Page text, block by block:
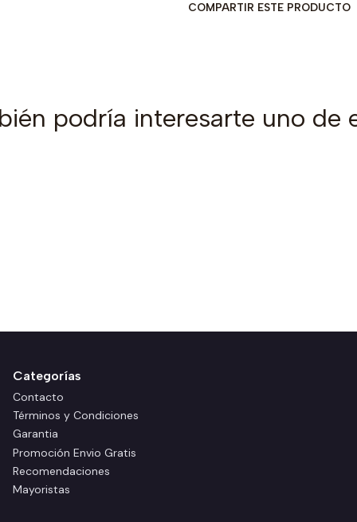
COMPARTIR ESTE PRODUCTO
podría interesarte uno de
Categorías
Contacto
Términos y Condiciones
Garantia
Promoción Envio Gratis
Recomendaciones
Mayoristas